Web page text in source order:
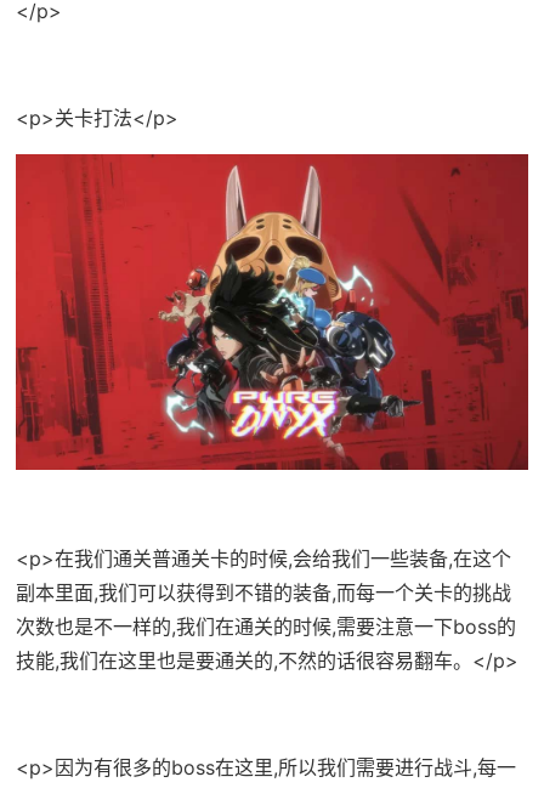
</p>
<p>关卡打法</p>
<p>在我们通关普通关卡的时候,会给我们一些装备,在这个
副本里面,我们可以获得到不错的装备,而每一个关卡的挑战
次数也是不一样的,我们在通关的时候,需要注意一下boss的
技能,我们在这里也是要通关的,不然的话很容易翻车。</p>
<p>因为有很多的boss在这里,所以我们需要进行战斗,每一